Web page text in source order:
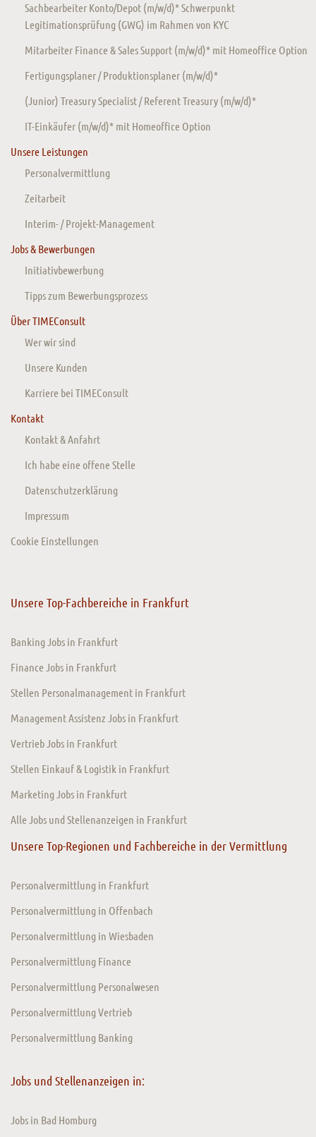
Sachbearbeiter Konto/Depot (m/w/d)* Schwerpunkt
Legitimationsprüfung (GWG) im Rahmen von KYC
Mitarbeiter Finance & Sales Support (m/w/d)* mit Homeoffice Option
Fertigungsplaner / Produktionsplaner (m/w/d)*
(Junior) Treasury Specialist / Referent Treasury (m/w/d)*
IT-Einkäufer (m/w/d)* mit Homeoffice Option
Unsere Leistungen
Personalvermittlung
Zeitarbeit
Interim- / Projekt-Management
Jobs & Bewerbungen
Initiativbewerbung
Tipps zum Bewerbungsprozess
Über TIMEConsult
Wer wir sind
Unsere Kunden
Karriere bei TIMEConsult
Kontakt
Kontakt & Anfahrt
Ich habe eine offene Stelle
Datenschutzerklärung
Impressum
Cookie Einstellungen
Unsere Top-Fachbereiche in Frankfurt
Banking Jobs in Frankfurt
Finance Jobs in Frankfurt
Stellen Personalmanagement in Frankfurt
Management Assistenz Jobs in Frankfurt
Vertrieb Jobs in Frankfurt
Stellen Einkauf & Logistik in Frankfurt
Marketing Jobs in Frankfurt
Alle Jobs und Stellenanzeigen in Frankfurt
Unsere Top-Regionen und Fachbereiche in der Vermittlung
Personalvermittlung in Frankfurt
Personalvermittlung in Offenbach
Personalvermittlung in Wiesbaden
Personalvermittlung Finance
Personalvermittlung Personalwesen
Personalvermittlung Vertrieb
Personalvermittlung Banking
Jobs und Stellenanzeigen in:
Jobs in Bad Homburg